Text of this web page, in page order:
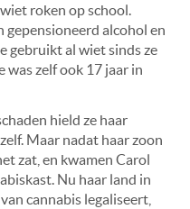
roken op school.
gepensioneerd alcohol en
gebruikt al wiet sinds ze
was zelf ook 17 jaar in
hield ze haar
Maar nadat haar zoon
zat, en kwamen Carol
Nu haar land in
cannabis legaliseert,